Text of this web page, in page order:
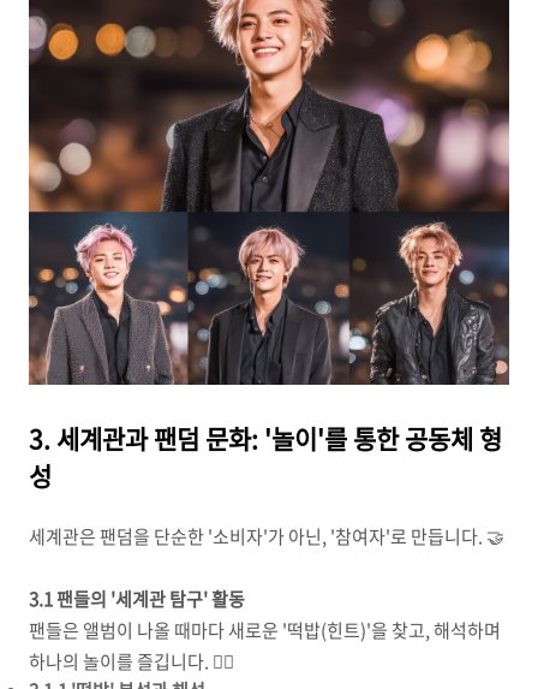
3. 세계관과 팬덤 문화: '놀이'를 통한 공동체 형
성
세계관은 팬덤을 단순한 '소비자'가 아닌, '참여자'로 만듭니다. 🤝
3.1 팬들의 '세계관 탐구' 활동
팬들은 앨범이 나올 때마다 새로운 '떡밥(힌트)'을 찾고, 해석하며
하나의 놀이를 즐깁니다. 🕵️‍♂️